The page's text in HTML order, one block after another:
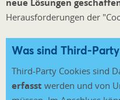
Herausforderungen der
Was sind Third-
Third-Party Cookies sind
erfasst werden und von